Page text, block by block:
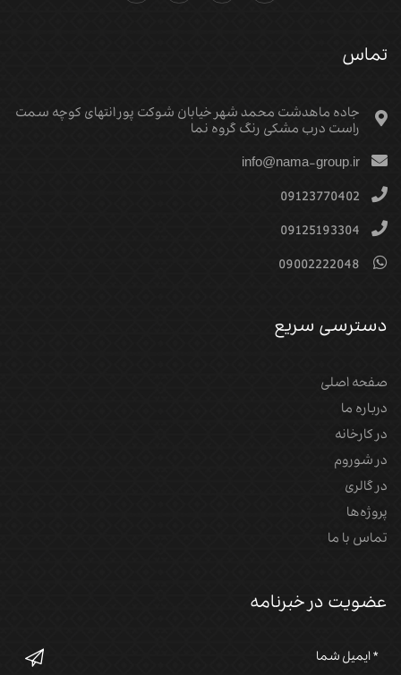
تماس
جاده ماهدشت محمد شهر خیابان شوکت پور انتهای کوچه سمت
راست درب مشکی رنگ گروه نما
info@nama-group.ir
09123770402
09125193304
09002222048
دسترسی سریع
صفحه اصلی
درباره ما
در کارخانه
در شوروم
در گالری
پروژه‌‌ها
تماس با ما
عضویت در خبرنامه